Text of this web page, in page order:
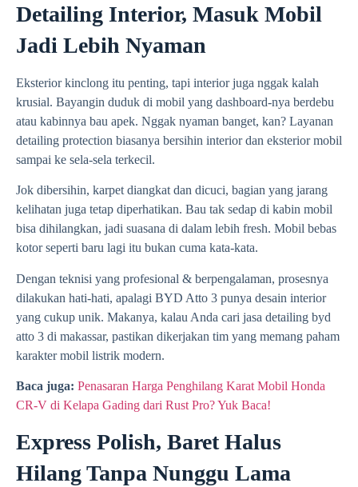
Detailing Interior, Masuk Mobil
Jadi Lebih Nyaman
Eksterior kinclong itu penting, tapi interior juga nggak kalah
krusial. Bayangin duduk di mobil yang dashboard-nya berdebu
atau kabinnya bau apek. Nggak nyaman banget, kan? Layanan
detailing protection biasanya bersihin interior dan eksterior mobil
sampai ke sela-sela terkecil.
Jok dibersihin, karpet diangkat dan dicuci, bagian yang jarang
kelihatan juga tetap diperhatikan. Bau tak sedap di kabin mobil
bisa dihilangkan, jadi suasana di dalam lebih fresh. Mobil bebas
kotor seperti baru lagi itu bukan cuma kata-kata.
Dengan teknisi yang profesional & berpengalaman, prosesnya
dilakukan hati-hati, apalagi BYD Atto 3 punya desain interior
yang cukup unik. Makanya, kalau Anda cari jasa detailing byd
atto 3 di makassar, pastikan dikerjakan tim yang memang paham
karakter mobil listrik modern.
Baca juga: Penasaran Harga Penghilang Karat Mobil Honda
CR-V di Kelapa Gading dari Rust Pro? Yuk Baca!
Express Polish, Baret Halus
Hilang Tanpa Nunggu Lama